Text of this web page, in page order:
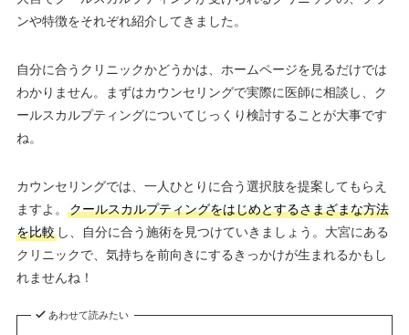
ンや特徴をそれぞれ紹介してきました。
自分に合うクリニックかどうかは、ホームページを見るだけでは
わかりません。まずはカウンセリングで実際に医師に相談し、ク
ールスカルプティングについてじっくり検討することが大事です
ね。
カウンセリングでは、一人ひとりに合う選択肢を提案してもらえ
ますよ。
クールスカルプティングをはじめとするさまざまな方法
を比較し、自分に合う施術を見つけていきましょう。大宮にある
クリニックで、気持ちを前向きにするきっかけが生まれるかもし
れませんね！
あわせて読みたい